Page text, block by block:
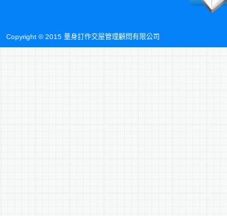
Copyright © 2015 量身訂作交屋管理顧問有限公司